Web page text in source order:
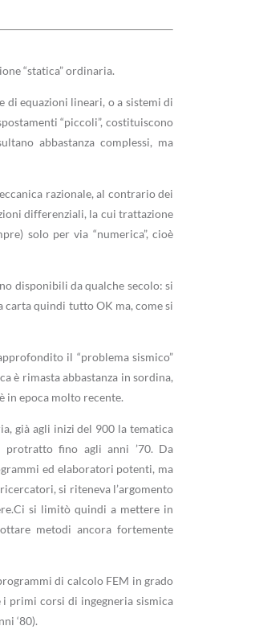
“statica” ordinaria.
di equazioni lineari, o a sistemi di
“piccoli”, costituiscono
abbastanza complessi, ma
razionale, al contrario dei
differenziali, la cui trattazione
solo per via “numerica”, cioè
disponibili da qualche secolo: si
carta quindi tutto OK ma, come si
il “problema sismico”
è rimasta abbastanza in sordina,
in epoca molto recente.
già agli inizi del 900 la tematica
protratto fino agli anni ’70. Da
ed elaboratori potenti, ma
si riteneva l’argomento
si limitò quindi a mettere in
metodi ancora fortemente
di calcolo FEM in grado
i primi corsi di ingegneria sismica
‘80).